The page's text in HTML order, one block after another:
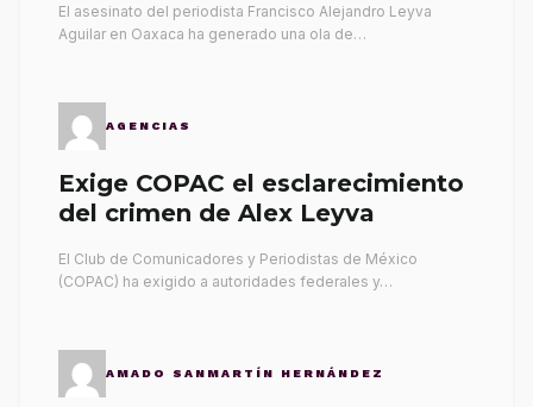
El asesinato del periodista Francisco Alejandro Leyva
Aguilar en Oaxaca ha generado una ola de…
AGENCIAS
Exige COPAC el esclarecimiento
del crimen de Alex Leyva
El Club de Comunicadores y Periodistas de México
(COPAC) ha exigido a autoridades federales y…
AMADO SANMARTÍN HERNÁNDEZ